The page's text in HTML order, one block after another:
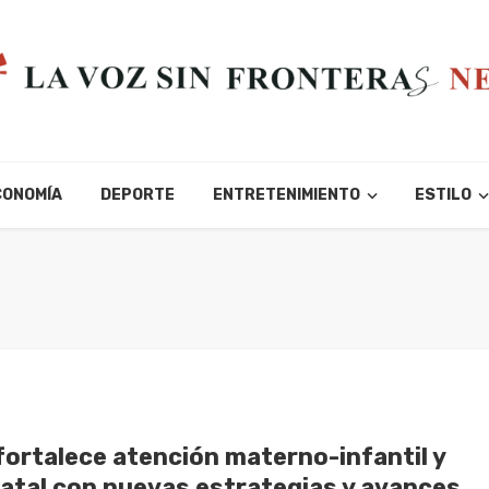
DEPORTE ENTRETENIMIENTO ESTILO
atención materno-infantil y